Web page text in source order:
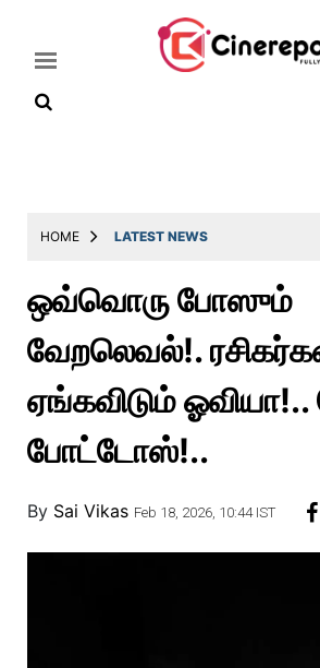
Latest
Throwback
Television
Reviews
Photos
Story
HOME LATEST NEWS
ஒவ்வொரு போஸும்
வேறலெவல்!.
ஏங்கவிடும்
போட்டோஸ்!..
By Sai Vikas Feb 18, 2026, 10:44 IST